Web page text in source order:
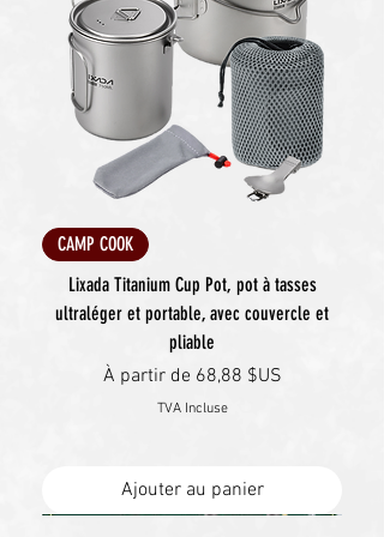
CAMP COOK
Lixada Titanium Cup Pot, pot à tasses
ultraléger et portable, avec couvercle et
pliable
À partir de 68,88 $US
Prix promotionnel
TVA Incluse
Ajouter au panier